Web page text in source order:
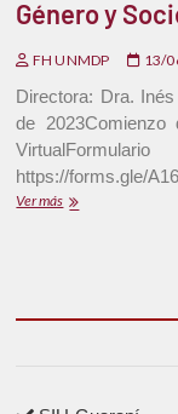
Género y
FH UNMDP 13/
Directora: Dra.
de 2023Comienzo
https://forms.gle/
Ver más